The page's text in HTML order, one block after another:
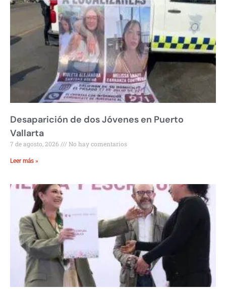
Desaparición de dos Jóvenes en Puerto
Vallarta
7 de agosto, 2026 No hay comentarios
Leer más »